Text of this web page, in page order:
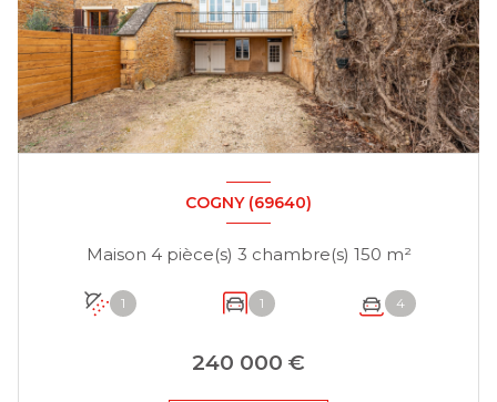
COGNY (69640)
Maison 4 pièce(s) 3 chambre(s) 150 m²
1 1 4
240 000 €